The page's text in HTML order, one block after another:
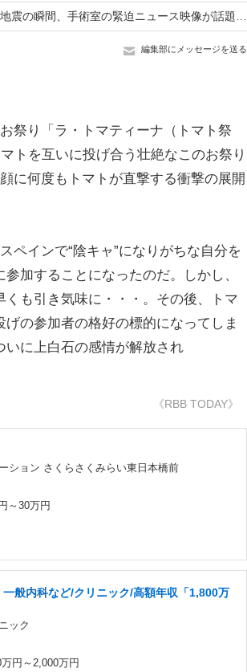
編集部にメッセージを送る
祭り「ラ・トマティーナ（トマト祭
トを互いに投げ合う壮絶なこのお祭り
に何度もトマトが直撃する衝撃の展開
インで“陰キャ”になりがちな自分を
加することになったのだ。しかし、
も引き気味に・・・。その後、トマ
の参加者の格好の標的になってしま
いに上白石の感情が解放され
《RBB TODAY》
ション さくらさくみらい東日本橋前
～30万円
一般内科など/クリニック/高額年収「1,800万
ック
円～2,000万円